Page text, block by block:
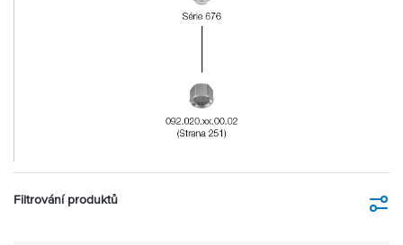
Filtrování produktů